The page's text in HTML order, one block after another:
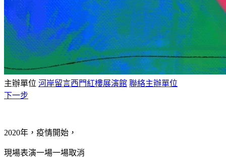
主辦單位 河岸留言西門紅樓展演館 聯絡主辦單位
下一步
2020年，疫情開始，
現場表演一場一場取消